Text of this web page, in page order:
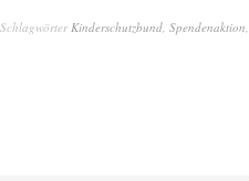
SchlagwörterKinderschutzbund, Spendenaktion,